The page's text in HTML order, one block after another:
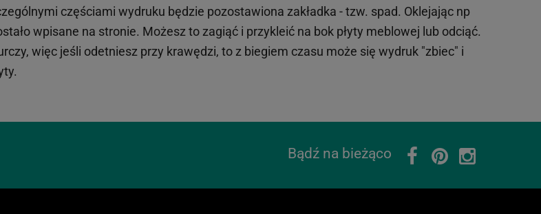
częściami wydruku będzie pozostawiona zakładka - tzw. spad. Oklejając np
wpisane na stronie. Możesz to zagiąć i przykleić na bok płyty meblowej lub odciąć.
więc jeśli odetniesz przy krawędzi, to z biegiem czasu może się wydruk "zbiec" i
Bądź na bieżąco